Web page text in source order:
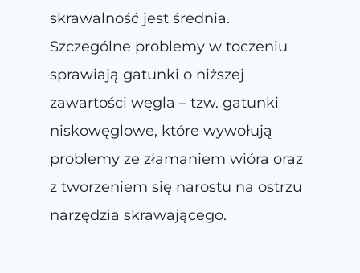
skrawalność jest średnia.
Szczególne problemy w toczeniu
sprawiają gatunki o niższej
zawartości węgla – tzw. gatunki
niskowęglowe, które wywołują
problemy ze złamaniem wióra oraz
z tworzeniem się narostu na ostrzu
narzędzia skrawającego.